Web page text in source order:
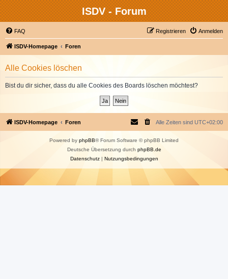
ISDV - Forum
FAQ Anmelden
Registrieren
ISDV-Homepage Foren
Alle Cookies löschen
Bist du dir sicher, dass du alle Cookies des Boards löschen möchtest?
ISDV-Homepage Foren Alle Zeiten sind UTC+02:00
Powered by phpBB® Forum Software © phpBB Limited
Deutsche Übersetzung durch phpBB.de
Datenschutz| Nutzungsbedingungen